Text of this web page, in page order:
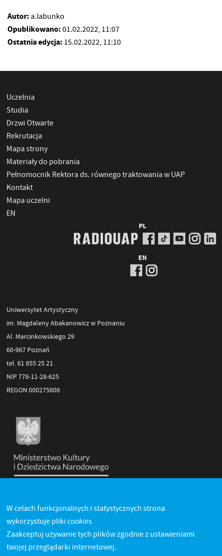
Autor: a.labunko
Opublikowano: 01.02.2022, 11:07
Ostatnia edycja: 15.02.2022, 11:10
Uczelnia
Studia
Drzwi Otwarte
Rekrutacja
Mapa strony
Materiały do pobrania
Pełnomocnik Rektora ds. równego traktowania w UAP
Kontakt
Mapa uczelni
EN
PL
EN
Uniwersytet Artystyczny
im. Magdaleny Abakanowicz w Poznaniu
Al. Marcinkowskiego 29
60-967 Poznań
tel. 61 855 25 21
NIP 778-11-28-625
REGON 000275808
W celach funkcjonalnych i statystycznych strona
wykorzystuje pliki cookies.
Zaakceptuj używanie tych plików zgodnie z ustawieniami
twojej przeglądarki internetowej.